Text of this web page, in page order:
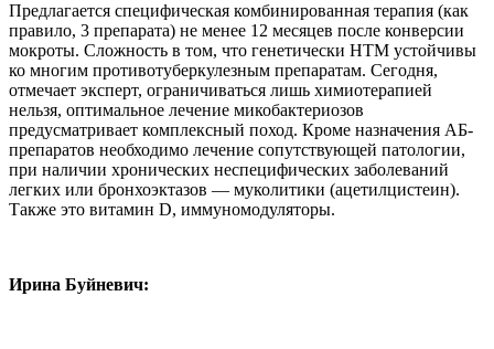
Предлагается специфическая комбинированная терапия (как
правило, 3 препарата) не менее 12 месяцев после конверсии
мокроты. Сложность в том, что генетически НТМ устойчивы
ко многим противотуберкулезным препаратам. Сегодня,
отмечает эксперт, ограничиваться лишь химиотерапией
нельзя, оптимальное лечение микобактериозов
предусматривает комплексный поход. Кроме назначения АБ-
препаратов необходимо лечение сопутствующей патологии,
при наличии хронических неспецифических заболеваний
легких или бронхоэктазов — муколитики (ацетилцистеин).
Также это витамин D, иммуномодуляторы.
Ирина Буйневич: